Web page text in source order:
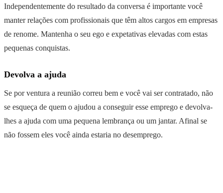
Independentemente do resultado da conversa é importante você
manter relações com profissionais que têm altos cargos em empresas
de renome. Mantenha o seu ego e expetativas elevadas com estas
pequenas conquistas.
Devolva a ajuda
Se por ventura a reunião correu bem e você vai ser contratado, não
se esqueça de quem o ajudou a conseguir esse emprego e devolva-
lhes a ajuda com uma pequena lembrança ou um jantar. Afinal se
não fossem eles você ainda estaria no desemprego.